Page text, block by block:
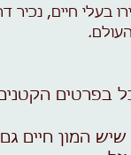
בעלי חיים,
.
הקטנים
המון חיים